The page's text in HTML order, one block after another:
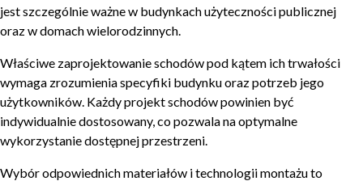
jest szczególnie ważne w budynkach użyteczności publicznej
oraz w domach wielorodzinnych.
Właściwe zaprojektowanie schodów pod kątem ich trwałości
wymaga zrozumienia specyfiki budynku oraz potrzeb jego
użytkowników. Każdy projekt schodów powinien być
indywidualnie dostosowany, co pozwala na optymalne
wykorzystanie dostępnej przestrzeni.
Wybór odpowiednich materiałów i technologii montażu to